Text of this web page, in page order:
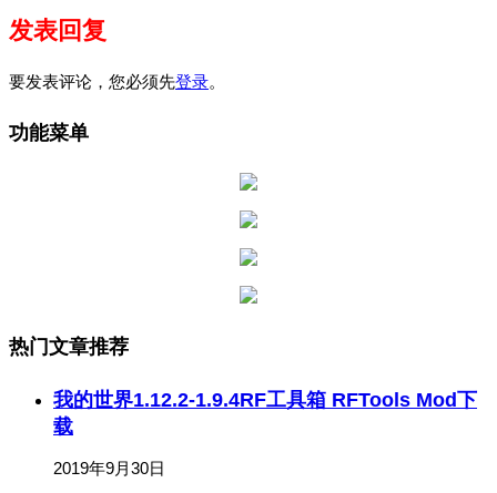
发表回复
要发表评论，您必须先登录。
功能菜单
热门文章推荐
我的世界1.12.2-1.9.4RF工具箱 RFTools Mod下
载
2019年9月30日